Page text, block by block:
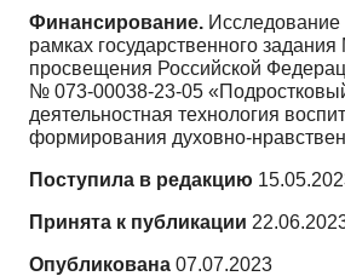
Финансирование.
рамках государственного
просвещения Российской
№ 073-00038-23-05
деятельностная технология
формирования духовно-
Поступила в редакцию
Принята к публикации
Опубликована 07.07.2023